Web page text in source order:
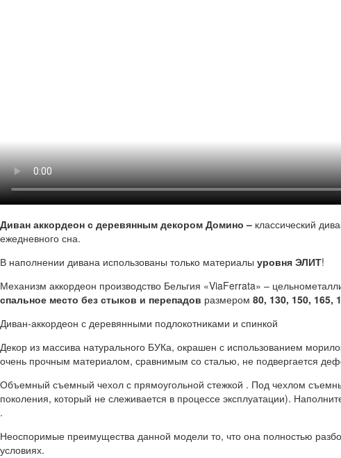
Диван аккордеон с деревянным декором Домино – классический
ежедневного сна.
В наполнении дивана использованы только материалы уровня ЭЛИТ!
Механизм аккордеон производство Бельгия «ViaFerrata» –
спальное место без стыков и перепадов размером 80, 130, 150, 165,
Диван-аккордеон с деревянными подлокотниками и спинкой
Декор из массива натурального БУКа, окрашен с использованием
очень прочным материалом, сравнимым со сталью, не подвергается
Объемный съемный чехол с прямоугольной стежкой . Под чехлом
поколения, который не слеживается в процессе эксплуатации).
.
Неоспоримые преимущества данной модели то, что она полностью
условиях.